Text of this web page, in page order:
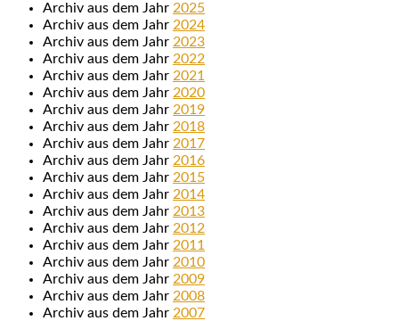
Archiv aus dem Jahr 2025
Archiv aus dem Jahr 2024
Archiv aus dem Jahr 2023
Archiv aus dem Jahr 2022
Archiv aus dem Jahr 2021
Archiv aus dem Jahr 2020
Archiv aus dem Jahr 2019
Archiv aus dem Jahr 2018
Archiv aus dem Jahr 2017
Archiv aus dem Jahr 2016
Archiv aus dem Jahr 2015
Archiv aus dem Jahr 2014
Archiv aus dem Jahr 2013
Archiv aus dem Jahr 2012
Archiv aus dem Jahr 2011
Archiv aus dem Jahr 2010
Archiv aus dem Jahr 2009
Archiv aus dem Jahr 2008
Archiv aus dem Jahr 2007